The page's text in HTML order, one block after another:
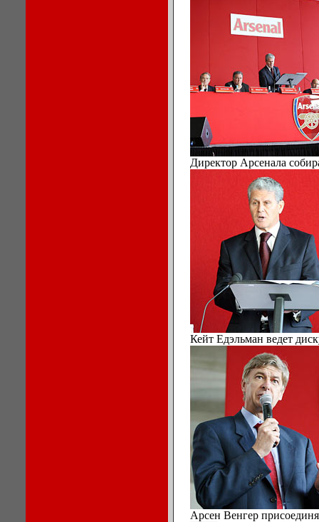
Директор Арсенала
Кейт Едэльман ведет
Арсен Венгер